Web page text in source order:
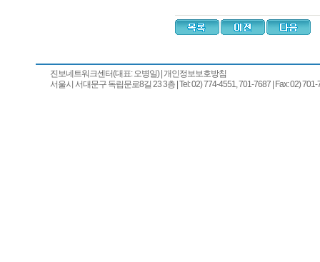
진보네트워크센터(대표: 오병일)| 개인정보보호방침
서울시 서대문구 독립문로8길 23 3층 | Tel: 02) 774-4551, 701-7687 | Fax: 02) 701-